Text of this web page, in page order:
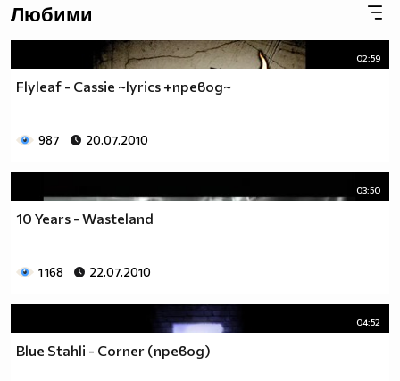
Любими
02:59
Flyleaf - Cassie ~lyrics +превод~
987 20.07.2010
03:50
10 Years - Wasteland
1 168 22.07.2010
04:52
Blue Stahli - Corner (превод)